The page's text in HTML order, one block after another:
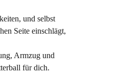
und selbst
Seite einschlägt,
Armzug und
für dich.